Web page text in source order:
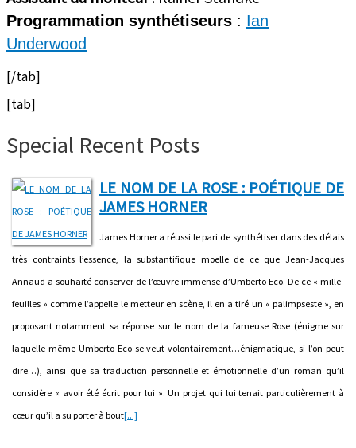
Programmation synthétiseurs : Ian
Underwood
[/tab]
[tab]
Special Recent Posts
LE NOM DE LA ROSE : POÉTIQUE DE
JAMES HORNER
James Horner a réussi le pari de synthétiser dans des délais
très contraints l’essence, la substantifique moelle de ce que Jean-Jacques
Annaud a souhaité conserver de l’œuvre immense d’Umberto Eco. De ce « mille-
feuilles » comme l’appelle le metteur en scène, il en a tiré un « palimpseste », en
proposant notamment sa réponse sur le nom de la fameuse Rose (énigme sur
laquelle même Umberto Eco se veut volontairement…énigmatique, si l’on peut
dire…), ainsi que sa traduction personnelle et émotionnelle d’un roman qu’il
considère « avoir été écrit pour lui ». Un projet qui lui tenait particulièrement à
cœur qu’il a su porter à bout[...]